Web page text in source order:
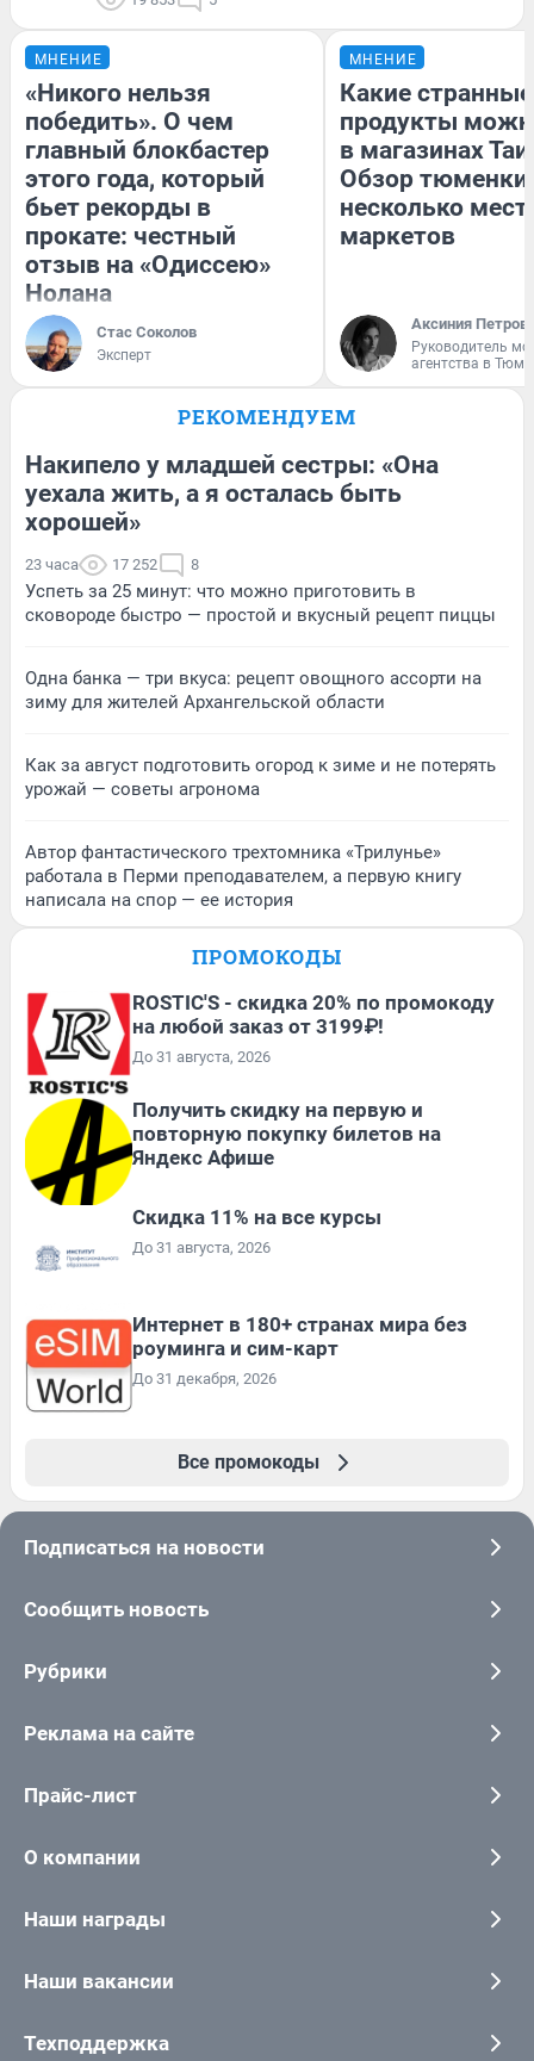
МНЕНИЕ
«Никого нельзя
победить». О чем
главный блокбастер
этого года, который
бьет рекорды в
прокате: честный
отзыв на «Одиссею»
Нолана
Стас Соколов
Эксперт
МНЕНИЕ
Какие странные
продукты
в магазинах
Обзор тюменки
несколько
маркетов
Аксиния
Руководитель
агентства в
РЕКОМЕНДУЕМ
Накипело у младшей сестры: «Она
уехала жить, а я осталась быть
хорошей»
23 часа 17 252 8
Успеть за 25 минут: что можно приготовить в
сковороде быстро — простой и вкусный рецепт пиццы
Одна банка — три вкуса: рецепт овощного ассорти на
зиму для жителей Архангельской области
Как за август подготовить огород к зиме и не потерять
урожай — советы агронома
Автор фантастического трехтомника «Трилунье»
работала в Перми преподавателем, а первую книгу
написала на спор — ее история
ПРОМОКОДЫ
ROSTIC'S - скидка 20% по промокоду
на любой заказ от 3199₽!
До 31 августа, 2026
Получить скидку на первую и
повторную покупку билетов на
Яндекс Афише
Скидка 11% на все курсы
До 31 августа, 2026
Интернет в 180+ странах мира без
роуминга и сим-карт
До 31 декабря, 2026
Все промокоды
Подписаться на новости
Сообщить новость
Рубрики
Реклама на сайте
Прайс-лист
О компании
Наши награды
Наши вакансии
Техподдержка